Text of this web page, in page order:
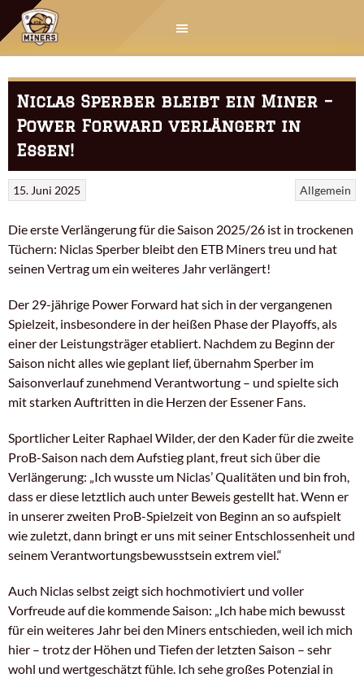
Springe
zum
Inhalt
Niclas Sperber bleibt ein Miner –
Power Forward verlängert in
Essen!
Allgemein
15. Juni 2025
Die erste Verlängerung für die Saison 2025/26 ist in trockenen
Tüchern: Niclas Sperber bleibt den ETB Miners treu und hat
seinen Vertrag um ein weiteres Jahr verlängert!
Der 29-jährige Power Forward hat sich in der vergangenen
Spielzeit, insbesondere in der heißen Phase der Playoffs, als
einer der Leistungsträger etabliert. Nachdem zu Beginn der
Saison nicht alles wie geplant lief, übernahm Sperber im
Saisonverlauf zunehmend Verantwortung – und spielte sich
mit starken Auftritten in die Herzen der Essener Fans.
Sportlicher Leiter Raphael Wilder, der den Kader für die zweite
ProB-Saison nach dem Aufstieg plant, freut sich über die
Verlängerung: „Ich wusste um Niclas’ Qualitäten und bin froh,
dass er diese letztlich auch unter Beweis gestellt hat. Wenn er
in unserer zweiten ProB-Spielzeit von Beginn an so aufspielt
wie zuletzt, dann bringt er uns mit seiner Entschlossenheit und
seinem Verantwortungsbewusstsein extrem viel.“
Auch Niclas selbst zeigt sich hochmotiviert und voller
Vorfreude auf die kommende Saison: „Ich habe mich bewusst
für ein weiteres Jahr bei den Miners entschieden, weil ich mich
hier – trotz der Höhen und Tiefen der letzten Saison – sehr
wohl und wertgeschätzt fühle. Ich sehe großes Potenzial in